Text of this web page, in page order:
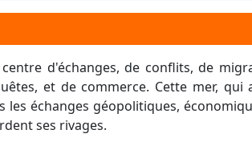
d'échanges, de conflits, de
et de commerce. Cette mer,
échanges géopolitiques,
ses rivages.